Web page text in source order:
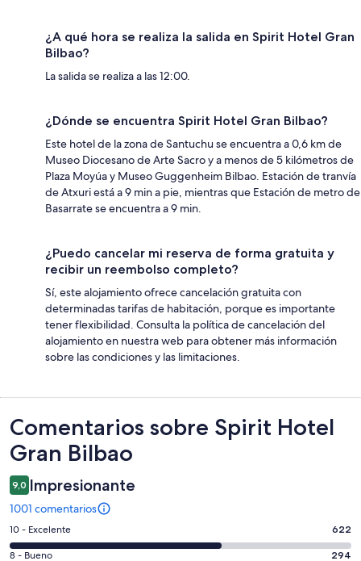
¿A qué hora se realiza la salida en Spirit Hotel Gran
Bilbao?
La salida se realiza a las 12:00.
¿Dónde se encuentra Spirit Hotel Gran Bilbao?
Este hotel de la zona de Santuchu se encuentra a 0,6 km de
Museo Diocesano de Arte Sacro y a menos de 5 kilómetros de
Plaza Moyúa y Museo Guggenheim Bilbao. Estación de tranvía
de Atxuri está a 9 min a pie, mientras que Estación de metro de
Basarrate se encuentra a 9 min.
¿Puedo cancelar mi reserva de forma gratuita y
recibir un reembolso completo?
Sí, este alojamiento ofrece cancelación gratuita con
determinadas tarifas de habitación, porque es importante
tener flexibilidad. Consulta la política de cancelación del
alojamiento en nuestra web para obtener más información
sobre las condiciones y las limitaciones.
Comentarios
Comentarios sobre Spirit Hotel
Gran Bilbao
9,0 Impresionante
1001 comentarios
622
comentarios
10 - Excelente 622
294
8 - Bueno 294